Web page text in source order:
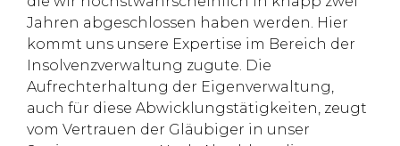
Jahren abgeschlossen haben werden. Hier
kommt uns unsere Expertise im Bereich der
Insolvenzverwaltung zugute. Die
Aufrechterhaltung der Eigenverwaltung,
auch für diese Abwicklungstätigkeiten, zeugt
vom Vertrauen der Gläubiger in unser